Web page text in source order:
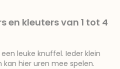
en kleuters van 1 tot 4
leuke knuffel. Ieder klein
kan hier uren mee spelen.